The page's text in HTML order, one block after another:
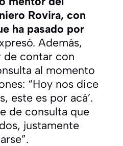
Rovira, con
ha pasado por
Además,
de contar con
al momento
“Hoy nos dice
este es por acá’.
de consulta que
justamente